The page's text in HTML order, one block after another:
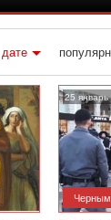
дате
за 25.01.202125 январь